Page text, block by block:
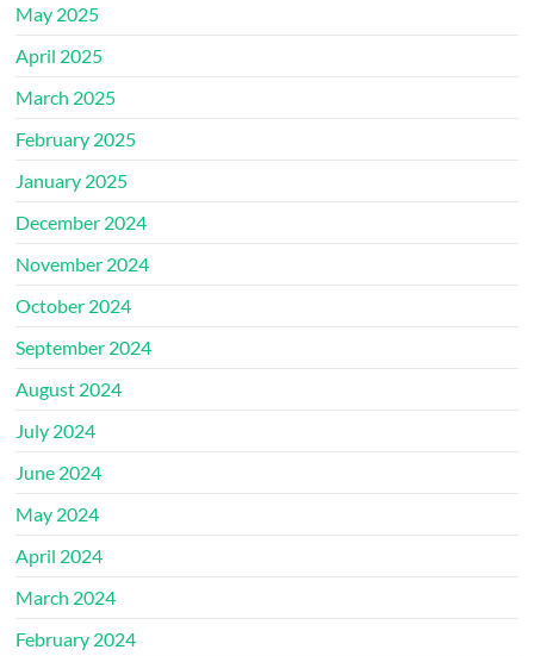
May 2025
April 2025
March 2025
February 2025
January 2025
December 2024
November 2024
October 2024
September 2024
August 2024
July 2024
June 2024
May 2024
April 2024
March 2024
February 2024